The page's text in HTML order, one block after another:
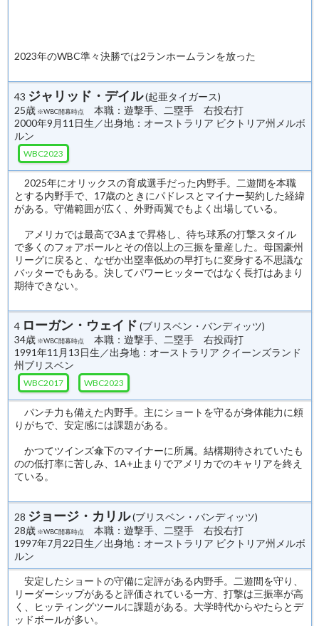
2023年のWBC準々決勝では2ランホームランを放った
43 ジャリッド・デイル(起亜タイガース)
25歳 ※WBC開幕時点
本職：遊撃手、二塁手 右投右打
2000年9月11日生／出身地：オーストラリア ビクトリア州メルボ
ルン
WBC2023
2025年にオリックスの育成選手だった内野手。二遊間を本職
とする内野手で、17歳のときにパドレスとマイナー契約した経緯
がある。守備範囲が広く、外野両翼でもよく出場している。
アメリカでは最高で3Aまで昇格し、待ち球系の打撃スタイル
で多くのフォアボールとその倍以上の三振を量産した。母国豪州
リーグに戻ると、なぜか出塁率低めの早打ちに変身する不思議な
バッターでもある。決してパワーヒッターではなく長打はあまり
期待できない。
4 ローガン・ウェイド (ブリスベン・バンディッツ)
34歳 ※WBC開幕時点
本職：遊撃手、二塁手 右投両打
1991年11月13日生／出身地：オーストラリア クイーンズランド
州ブリスベン
WBC2017 WBC2023
パンチ力も備えた内野手。主にショートを守るが身体能力に頼
りがちで、安定感には課題がある。
かつてツインズ傘下のマイナーに所属。結構期待されていたも
のの低打率に苦しみ、1A+止まりでアメリカでのキャリアを終え
ている。
28 ジョージ・カリル(ブリスベン・バンディッツ)
28歳 ※WBC開幕時点
本職：遊撃手、二塁手 右投右打
1997年7月22日生／出身地：オーストラリア ビクトリア州メルボ
ルン
安定したショートの守備に定評がある内野手。二遊間を守り、
リーダーシップがあると評価されている一方、打撃は三振率が高
く、ヒッティングツールに課題がある。大学時代からやたらとデ
ッドボールが多い。